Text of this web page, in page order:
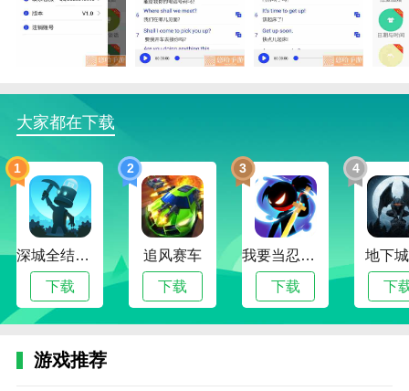
1.是一款手机软件，可以为用户提供各种英语学习指导
资料。在这里可以快速回答问题。
准确率。
3.有很多实用的资料可以让你快速提高成绩，感受优质
资料带来的高效复习体验。如果喜欢，请赶紧下载。
英语学习助手优势
1.它是一款英语辅导软件，可以帮助用户快速轻松地学
习英语，掌握每个英语单词的知识和含义。
2.快速入门，掌握新内容。英语学习助手适合每一个想
提高英语的初学者和用户。
3.英语学习助手平台上有很多英文短句，生成了相应的
模块。英语内容可以在不同的场景中学习。
大家都在下载
1
深城全结局解锁版
下载
2
追风赛车
下载
3
我要当忍者无限金币版
下载
4
地下
下
游戏推荐